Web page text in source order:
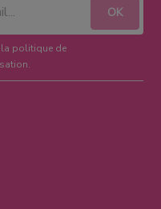
la politique de
.